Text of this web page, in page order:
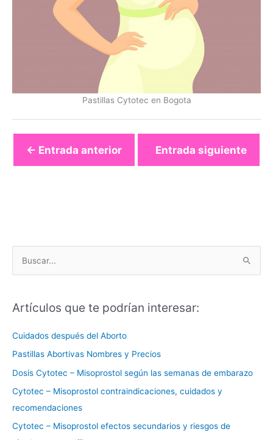
Pastillas Cytotec en Bogota
← Entrada anterior
Entrada siguiente
c
o
r
:
Artículos que te podrían interesar:
Cuidados después del Aborto
Pastillas Abortivas Nombres y Precios
Dosis Cytotec – Misoprostol según las semanas de embarazo
Cytotec – Misoprostol contraindicaciones, cuidados y
recomendaciones
Cytotec – Misoprostol efectos secundarios y riesgos de